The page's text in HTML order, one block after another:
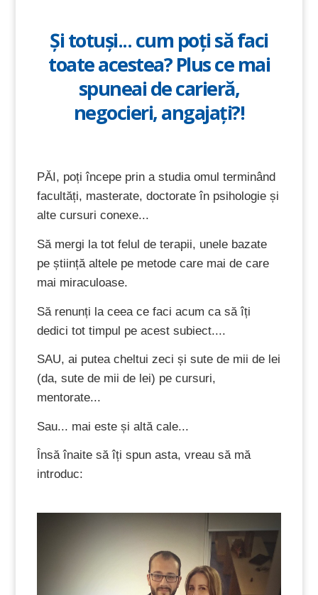
Și totuși... cum poți să faci
toate acestea? Plus ce mai
spuneai de carieră,
negocieri, angajați?!
PĂI, poți începe prin a studia omul terminând
facultăți, masterate, doctorate în psihologie și
alte cursuri conexe...
Să mergi la tot felul de terapii, unele bazate
pe știință altele pe metode care mai de care
mai miraculoase.
Să renunți la ceea ce faci acum ca să îți
dedici tot timpul pe acest subiect....
SAU, ai putea cheltui zeci și sute de mii de lei
(da, sute de mii de lei) pe cursuri,
mentorate...
Sau... mai este și altă cale...
Însă înaite să îți spun asta, vreau să mă
introduc: